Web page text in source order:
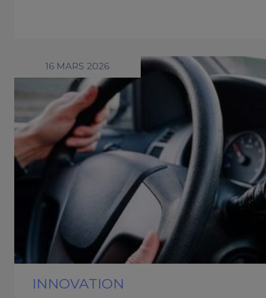
16 MARS 2026
INNOVATION